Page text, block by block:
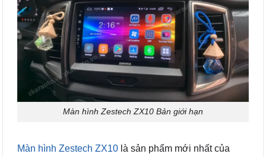
Màn hình Zestech ZX10 Bản giới hạn
Màn hình Zestech ZX10 là sản phẩm mới nhất của